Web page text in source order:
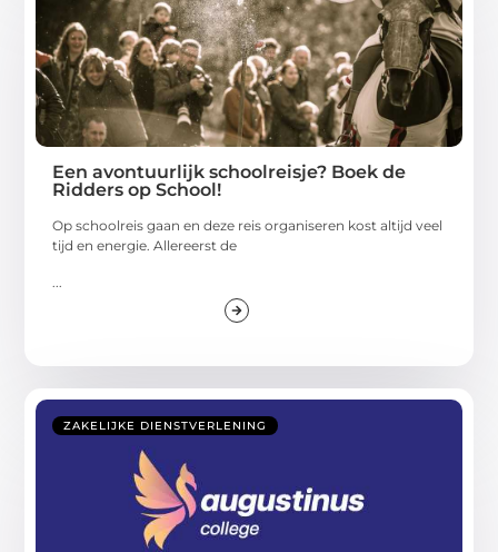
Een avontuurlijk schoolreisje? Boek de
Ridders op School!
Op schoolreis gaan en deze reis organiseren kost altijd veel
tijd en energie. Allereerst de
ZAKELIJKE DIENSTVERLENING